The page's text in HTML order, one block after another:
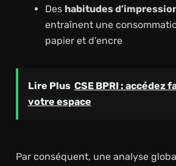
Des habitudes
entraînent une
papier et d’encre
Lire Plus CSE BPRI : accédez
votre espace
Par conséquent, une analyse